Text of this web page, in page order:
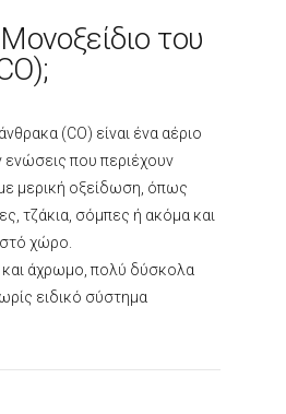
Μονοξείδιο του
(CO) είναι ένα αέριο
ενώσεις που περιέχουν
μερική οξείδωση, όπως
τζάκια, σόμπες ή ακόμα και
χώρο.
και άχρωμο, πολύ δύσκολα
ειδικό σύστημα